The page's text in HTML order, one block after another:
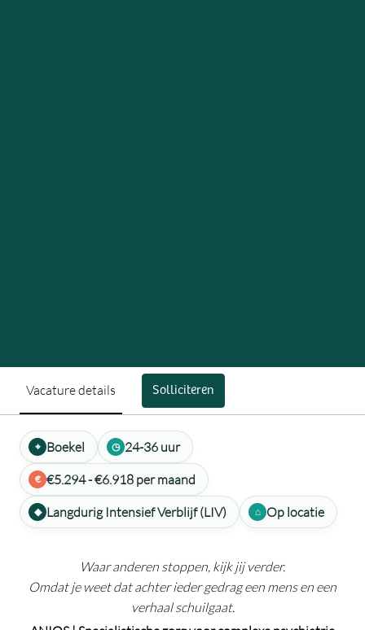
Vacature details Solliciteren
Boekel
24-36 uur
€5.294 - €6.918 per maand
Langdurig Intensief Verblijf (LIV)
Op locatie
Waar anderen stoppen, kijk jij verder.
Omdat je weet dat achter ieder gedrag een mens en een
verhaal schuilgaat.